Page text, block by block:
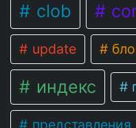
clob
update
индекс